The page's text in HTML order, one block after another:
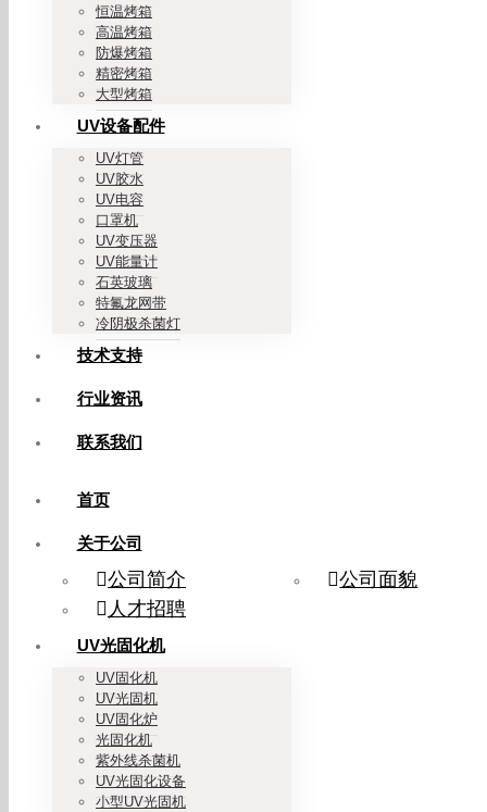
恒温烤箱
高温烤箱
防爆烤箱
精密烤箱
大型烤箱
UV设备配件
UV灯管
UV胶水
UV电容
口罩机
UV变压器
UV能量计
石英玻璃
特氟龙网带
冷阴极杀菌灯
技术支持
行业资讯
联系我们
首页
关于公司
公司简介
公司面貌
人才招聘
UV光固化机
UV固化机
UV光固机
UV固化炉
光固化机
紫外线杀菌机
UV光固化设备
小型UV光固机